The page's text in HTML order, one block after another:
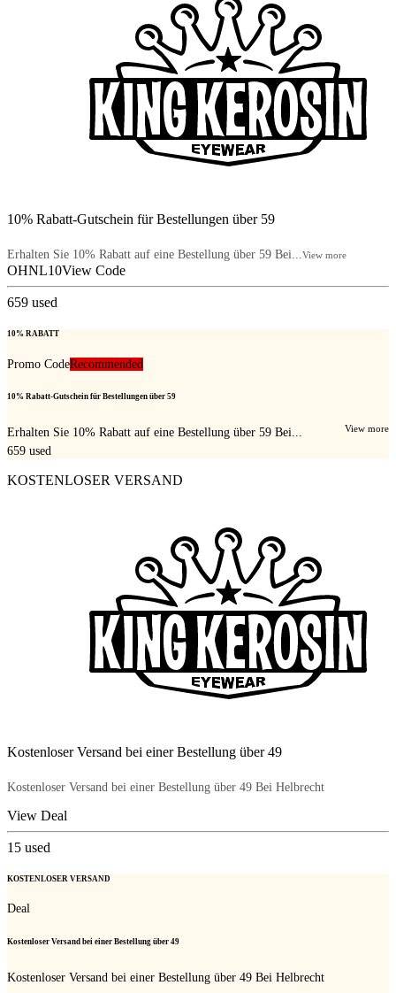
10% Rabatt-Gutschein für Bestellungen über 59
Erhalten Sie 10% Rabatt auf eine Bestellung über 59 Bei...View more
OHNL10View Code
659 used
10% RABATT
Promo CodeRecommended
10% Rabatt-Gutschein für Bestellungen über 59
Erhalten Sie 10% Rabatt auf eine Bestellung über 59 Bei... View more
659 used
KOSTENLOSER VERSAND
Kostenloser Versand bei einer Bestellung über 49
Kostenloser Versand bei einer Bestellung über 49 Bei Helbrecht
View Deal
15 used
KOSTENLOSER VERSAND
Deal
Kostenloser Versand bei einer Bestellung über 49
Kostenloser Versand bei einer Bestellung über 49 Bei Helbrecht